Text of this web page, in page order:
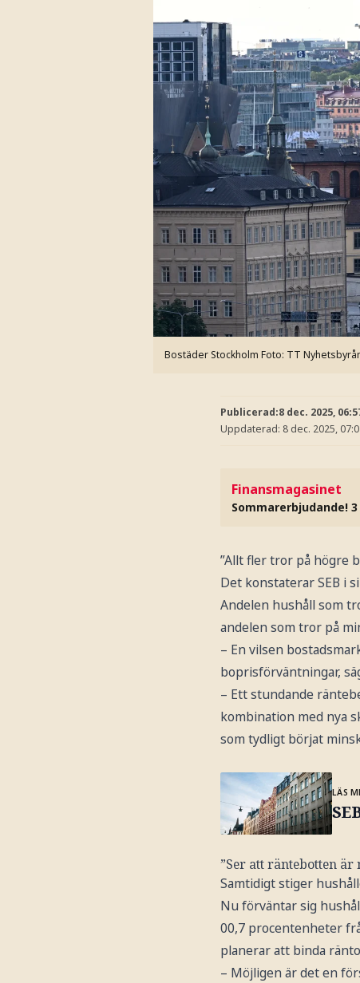
Bostäder Stockholm Foto: TT
Publicerad:8 dec. 2025,
Uppdaterad: 8 dec. 2025,
Finansmagasinet
Sommarerbjudande!
”Allt fler tror på högre
Det konstaterar SEB i
Andelen hushåll som
andelen som tror på
– En vilsen
boprisförväntningar,
– Ett stundande
kombination med nya
som tydligt börjat
LÄS
”Ser att räntebotten är
Samtidigt stiger
Nu förväntar sig
00,7 procentenheter
planerar att binda
– Möjligen är det en